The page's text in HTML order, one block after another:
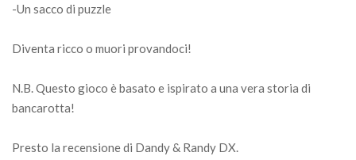
-Un sacco di puzzle
Diventa ricco o muori provandoci!
N.B. Questo gioco è basato e ispirato a una vera storia di
bancarotta!
Presto la recensione di Dandy & Randy DX.